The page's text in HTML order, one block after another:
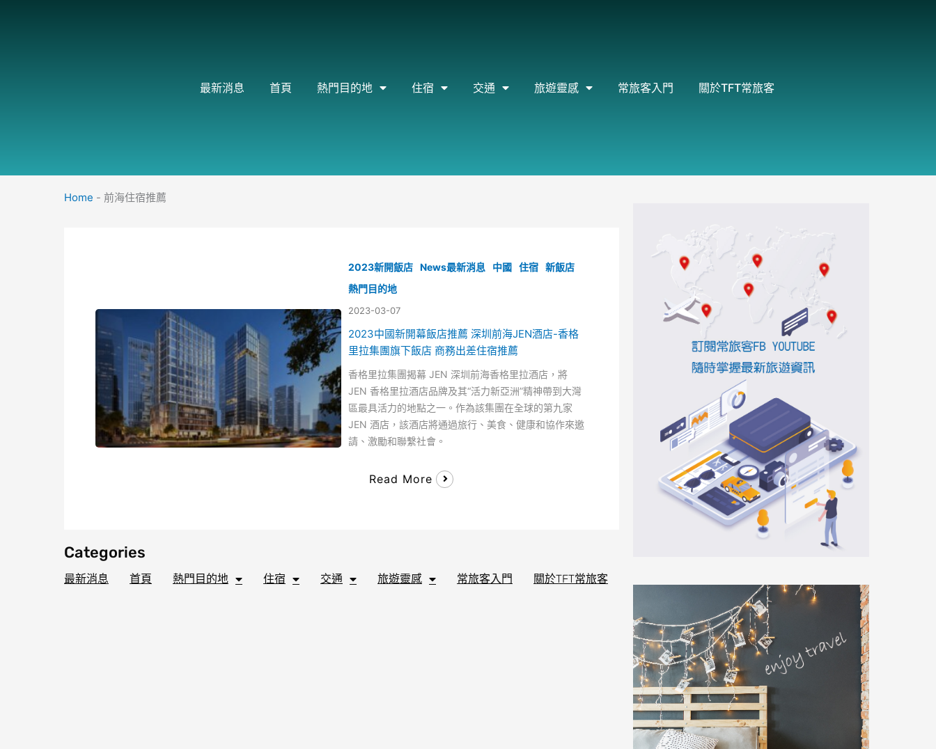
最新消息 首頁 熱門目的地 住宿 交通 旅遊靈感 常旅客入門 關於TFT常旅客
Home - 前海住宿推薦
2023新開飯店 News最新消息 中國 住宿
新飯店
熱門目的地
2023-03-07
2023中國新開幕飯店推薦 深圳前海JEN酒店-香格
里拉集團旗下飯店 商務出差住宿推薦
香格里拉集團揭幕 JEN 深圳前海香格里拉酒店，將
JEN 香格里拉酒店品牌及其“活力新亞洲”精神帶到大灣
區最具活力的地點之一。作為該集團在全球的第九家
JEN 酒店，該酒店將通過旅行、美食、健康和協作來邀
請、激勵和聯繫社會。
Read More
Categories
最新消息 首頁 熱門目的地 住宿 交通 旅遊靈感 常旅客入門 關於TFT常旅客